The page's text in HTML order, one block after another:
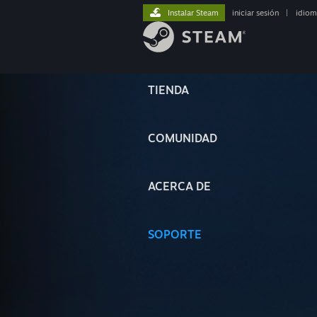
TIENDA
COMUNIDAD
ACERCA DE
SOPORTE
Instalar Steam iniciar sesión